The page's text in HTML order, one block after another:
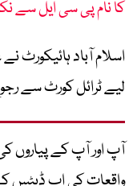
کا نام پی سی ایل سے
اسلام آباد
لیے ٹرائل کورٹ سے
آپ اور آپ کے پیاروں